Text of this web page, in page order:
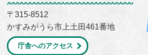
〒315-8512
かすみがうら市上土田461番地
庁舎へのアクセス